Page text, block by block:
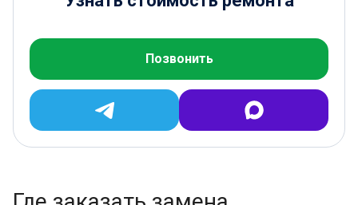
Позвонить